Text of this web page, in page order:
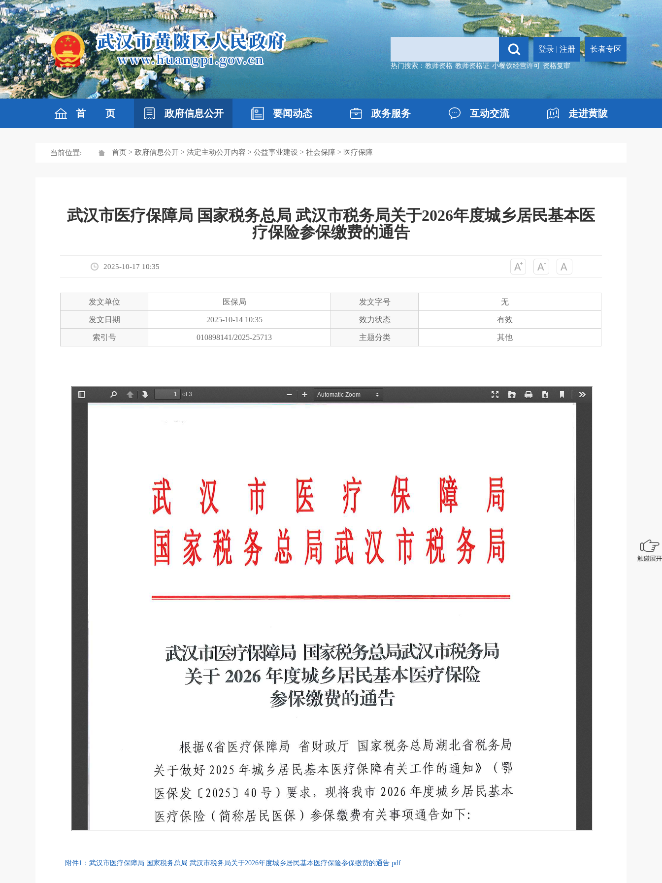
登录 | 注册 长者专区
热门搜索：教师资格 教师资格证 小餐饮经营许可 资格复审
首 页 政府信息公开 要闻动态 政务服务 互动交流 走进黄陂
当前位置: 首页 > 政府信息公开 > 法定主动公开内容 > 公益事业建设 > 社会保障 > 医疗保障
武汉市医疗保障局 国家税务总局 武汉市税务局关于2026年度城乡居民基本医
疗保险参保缴费的通告
2025-10-17 10:35
发文单位 医保局 发文字号 无
发文日期 2025-10-14 10:35 效力状态 有效
索引号 010898141/2025-25713 主题分类 其他
附件1：武汉市医疗保障局 国家税务总局 武汉市税务局关于2026年度城乡居民基本医疗保险参保缴费的通告.pdf